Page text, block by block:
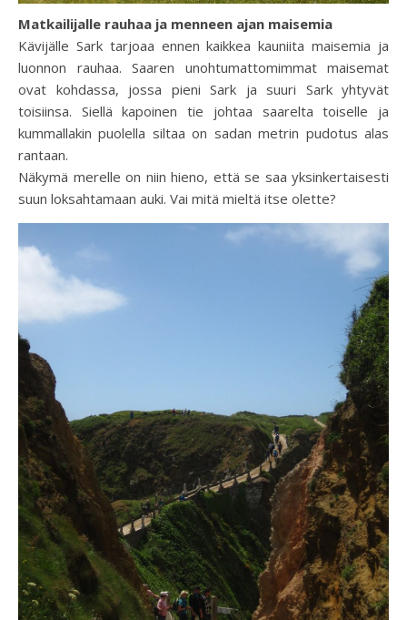
Matkailijalle rauhaa ja menneen ajan maisemia
Kävijälle Sark tarjoaa ennen kaikkea kauniita maisemia ja
luonnon rauhaa. Saaren unohtumattomimmat maisemat
ovat kohdassa, jossa pieni Sark ja suuri Sark yhtyvät
toisiinsa. Siellä kapoinen tie johtaa saarelta toiselle ja
kummallakin puolella siltaa on sadan metrin pudotus alas
rantaan.
Näkymä merelle on niin hieno, että se saa yksinkertaisesti
suun loksahtamaan auki. Vai mitä mieltä itse olette?